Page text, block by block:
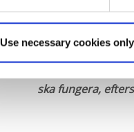
Use necessary cookies only
Utomhusbutiken var
kostnaden och köpa
ska fungera,